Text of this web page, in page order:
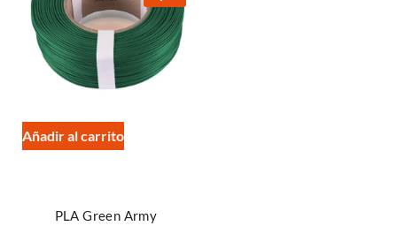
Añadir al carrito
PLA Green Army